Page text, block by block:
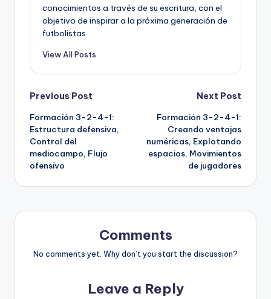
conocimientos a través de su escritura, con el
objetivo de inspirar a la próxima generación de
futbolistas.
View All Posts
Post
navigation
Previous Post
Formación 3-2-4-1:
Estructura defensiva,
Control del
mediocampo, Flujo
ofensivo
Next Post
Formación 3-2-4-1:
Creando ventajas
numéricas, Explotando
espacios, Movimientos
de jugadores
Comments
No comments yet. Why don’t you start the discussion?
Leave a Reply